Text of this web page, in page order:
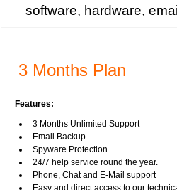
software, hardware,
3 Months Plan
Features:
3 Months Unlimited Support
Email Backup
Spyware Protection
24/7 help service round the year.
Phone, Chat and E-Mail support
Easy and direct access to our